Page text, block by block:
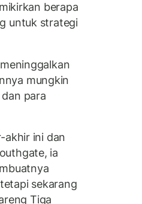
berapa
untuk strategi
mungkin
para
akhir ini dan
ia
sekarang
Tiga